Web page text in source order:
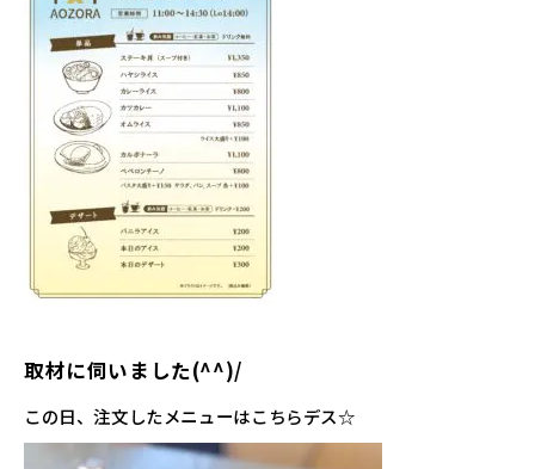
取材に伺いました(^^)/
この日、注文したメニューはこちらデス☆